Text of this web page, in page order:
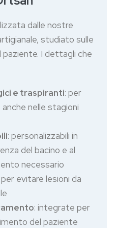
dalle nostre
studiato sulle
I dettagli che
e traspiranti: per
nelle stagioni
: personalizzabili in
del bacino e al
necessario
per evitare lesioni da
: integrate per
del paziente